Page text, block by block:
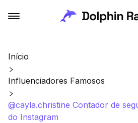
Início
Influenciadores Famosos
@cayla.christine Contador de
do Instagram